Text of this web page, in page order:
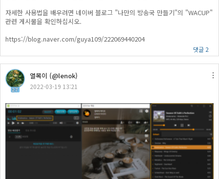
자세한 사용법을 배우려면 네이버 블로그 "나만의 방송국 만들기"의 "WACUP"
관련 게시물을 확인하십시오.
https://blog.naver.com/guya109/222069440204
댓글 2
27
열목이 (@lenok)
2022-03-19 13:21